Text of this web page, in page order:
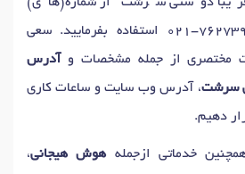
021-
استفاده بفرمایید. سعی
مختصری از جمله مشخصات و آدرس
سرشت، آدرس وب سایت و ساعات کاری
دهیم.
خدماتی ازجملههوش هیجانی،